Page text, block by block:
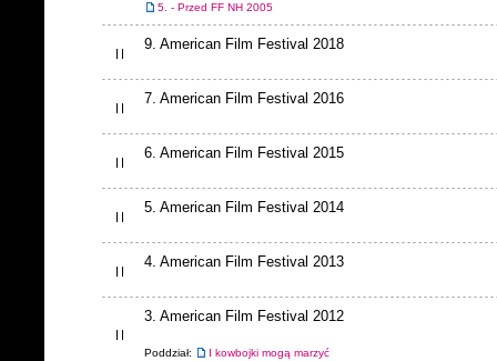
5. - Przed FF NH 2005
9. American Film Festival 2018
7. American Film Festival 2016
6. American Film Festival 2015
5. American Film Festival 2014
4. American Film Festival 2013
3. American Film Festival 2012
Poddział: I kowbojki mogą marzyć